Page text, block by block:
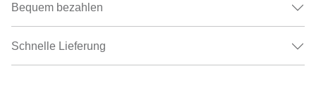
Bequem bezahlen
Schnelle Lieferung